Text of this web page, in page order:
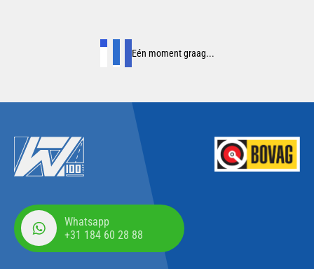
Eén moment graag...
Whatsapp
+31 184 60 28 88